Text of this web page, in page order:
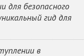
для безопасного
гид для
в